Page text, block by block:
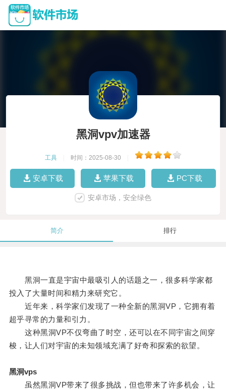
黑洞vpv加速器
工具 时间：2025-08-30
安卓下载 苹果下载 PC下载
安卓市场，安全绿色
简介 排行
黑洞一直是宇宙中最吸引人的话题之一，很多科学家都
投入了大量时间和精力来研究它。
近年来，科学家们发现了一种全新的黑洞VP，它拥有着
超乎寻常的力量和引力。
这种黑洞VP不仅弯曲了时空，还可以在不同宇宙之间穿
梭，让人们对宇宙的未知领域充满了好奇和探索的欲望。
黑洞vps
虽然黑洞VP带来了很多挑战，但也带来了许多机会，让